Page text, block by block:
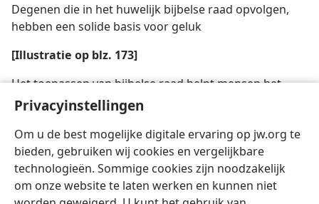
Privacyinstellingen
Om u de best mogelijke digitale ervaring op jw.org te
bieden, gebruiken wij cookies en vergelijkbare
technologieën. Sommige cookies zijn noodzakelijk
om onze website te laten werken en kunnen niet
Degenen die in het huwelijk bijbelse raad opvolgen,
hebben een solide basis voor geluk
[Illustratie op blz. 173]
Het toepassen van bijbelse raad helpt mensen het
hoofd te bieden aan de ernstige problemen van
armoede